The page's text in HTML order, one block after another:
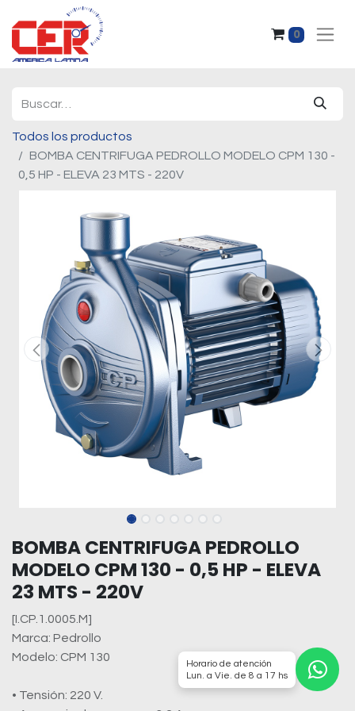
0
Todos los productos
BOMBA CENTRIFUGA PEDROLLO MODELO CPM 130 -
0,5 HP - ELEVA 23 MTS - 220V
BOMBA CENTRIFUGA PEDROLLO
MODELO CPM 130 - 0,5 HP - ELEVA
23 MTS - 220V
[I.CP.1.0005.M]
Marca: Pedrollo
Modelo: CPM 130
• Tensión: 220 V.
Horario de atención
Lun. a Vie. de 8 a 17 hs